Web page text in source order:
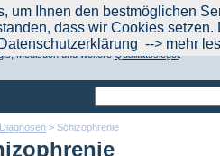
Diagnosen > Schizophrenie
Aktuelle Nachrichten|
Finden Sie schon?
Portal für Gesundheitsthemen
Medisuch und weitereQualitätssiegel.
um Ihnen den bestmöglichen
dass wir Cookies
Datenschutzerklärung --> mehr